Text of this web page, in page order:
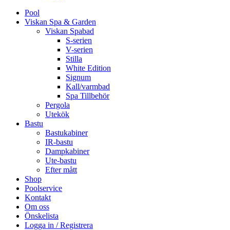
Pool
Viskan Spa & Garden
Viskan Spabad
S-serien
V-serien
Stilla
White Edition
Signum
Kall/varmbad
Spa Tillbehör
Pergola
Utekök
Bastu
Bastukabiner
IR-bastu
Dampkabiner
Ute-bastu
Efter mått
Shop
Poolservice
Kontakt
Om oss
Önskelista
Logga in / Registrera